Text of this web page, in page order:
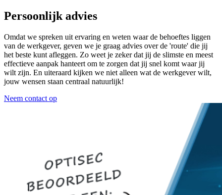
Persoonlijk advies
Omdat we spreken uit ervaring en weten waar de behoeftes liggen
van de werkgever, geven we je graag advies over de 'route' die jij
het beste kunt afleggen. Zo weet je zeker dat jij de slimste en meest
effectieve aanpak hanteert om te zorgen dat jij snel komt waar jij
wilt zijn. En uiteraard kijken we niet alleen wat de werkgever wilt,
jouw wensen staan centraal natuurlijk!
Neem contact op